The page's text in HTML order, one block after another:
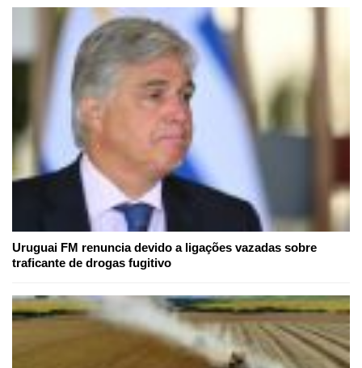
Uruguai FM renuncia devido a ligações vazadas sobre
traficante de drogas fugitivo